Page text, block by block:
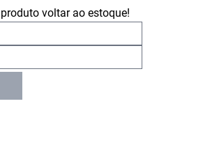
voltar ao estoque!